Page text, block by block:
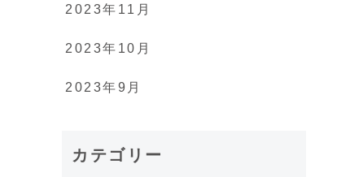
2023年11月
2023年10月
2023年9月
カテゴリー